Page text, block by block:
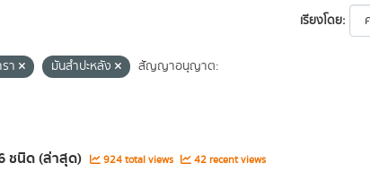
เรียงโดย
า มันสำปะหลัง
สัญญาอนุญาต:
ชนิด (ล่าสุด) 924 total views 42 recent views